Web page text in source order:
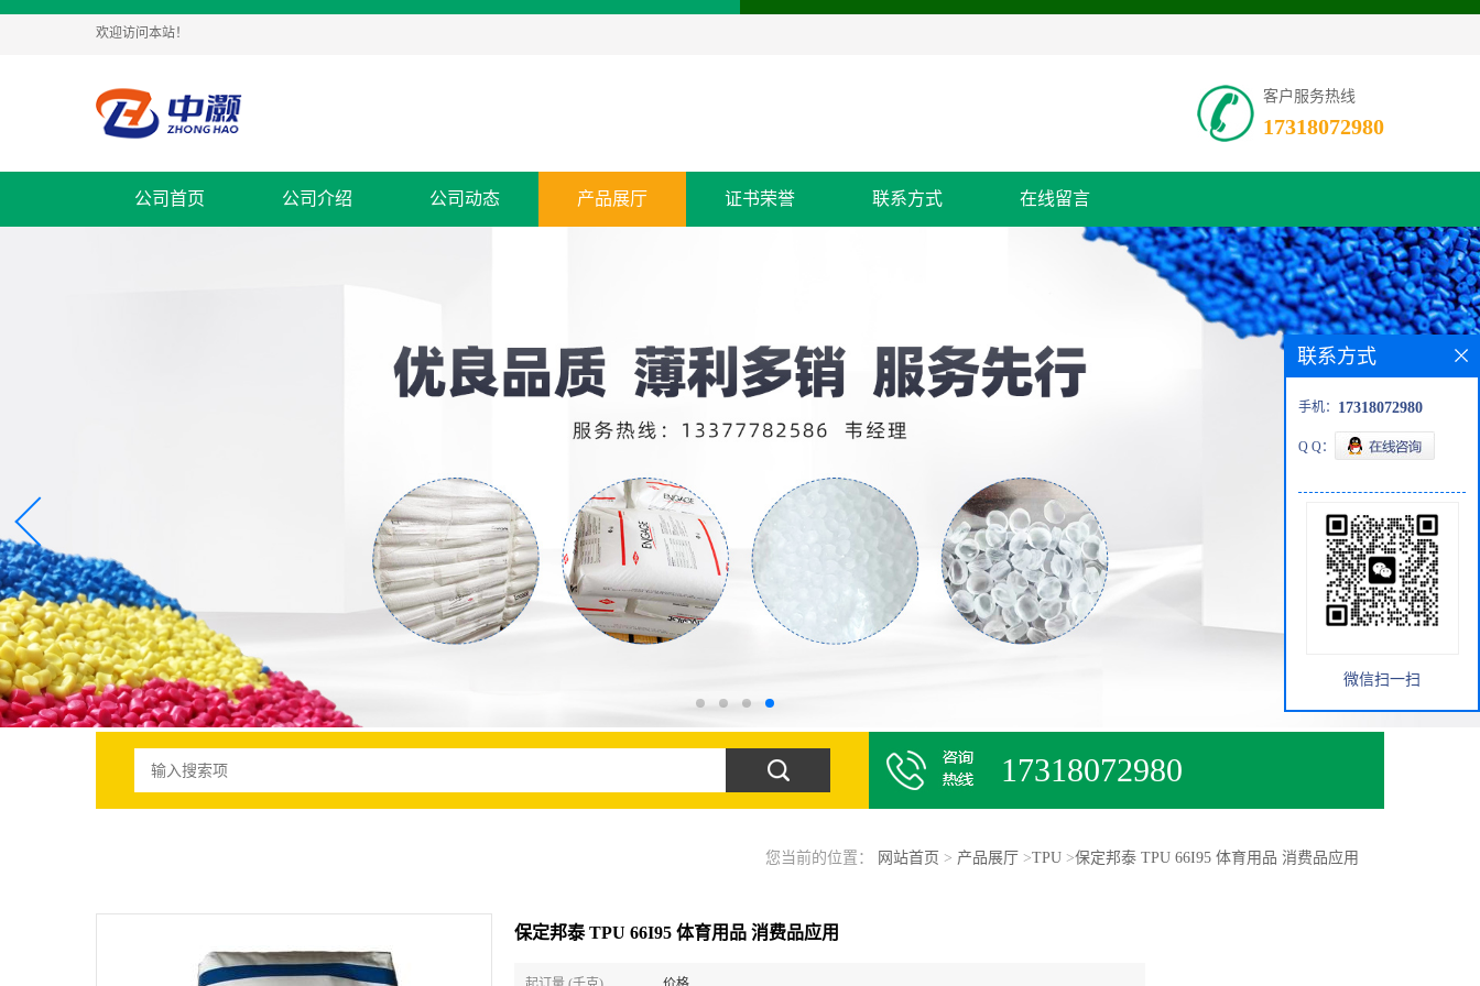
欢迎访问本站！
客户服务热线
17318072980
公司首页 公司介绍 公司动态 产品展厅 证书荣誉 联系方式 在线留言
17318072980
您当前的位置： 网站首页 > 产品展厅 >TPU>保定邦泰 TPU 66I95 体育用品 消费品应用
保定邦泰 TPU 66I95 体育用品 消费品应用
联系方式
手机： 17318072980
Q Q：
微信扫一扫